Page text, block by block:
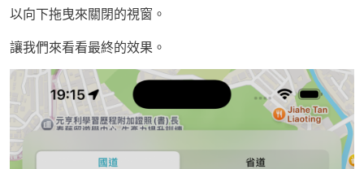
以向下拖曳來關閉的視窗。
讓我們來看看最終的效果。